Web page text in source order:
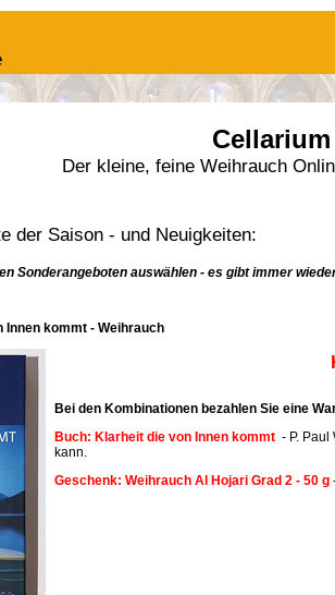
Cellarium
Der kleine, feine Weihrauch
der Saison - und Neuigkeiten:
Sonderangeboten auswählen - es gibt immer
Innen kommt - Weihrauch
Bei den Kombinationen bezahlen Sie eine
Buch: Klarheit die von Innen kommt - P.
kann.
Geschenk: Weihrauch Al Hojari Grad 2 - 50 g